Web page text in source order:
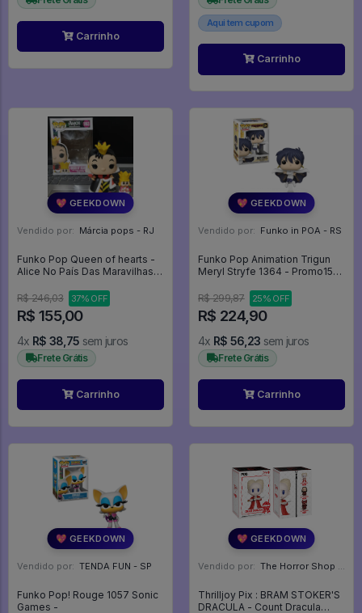
Carrinho
Aqui tem cupom
Carrinho
💖 GEEKDOWN
Vendido por: Márcia pops - RJ
Funko Pop Queen of hearts -
Alice No País Das Maravilhas
R$ 246,03
37% OFF
R$ 155,00
4x R$ 38,75 sem juros
Frete Grátis
Carrinho
💖 GEEKDOWN
Vendido por: Funko in POA - RS
Funko Pop Animation Trigun
Meryl Stryfe 1364 - Promo150
R$ 299,87
25% OFF
R$ 224,90
4x R$ 56,23 sem juros
Frete Grátis
Carrinho
💖 GEEKDOWN
Vendido por: TENDA FUN - SP
Funko Pop! Rouge 1057 Sonic
Games -
💖 GEEKDOWN
Vendido por: The Horror Shop - Colecionáveis - MG
Thrilljoy Pix : BRAM STOKER'S
DRACULA - Count Dracula